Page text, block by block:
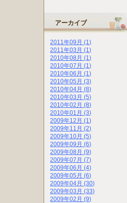
アーカイブ
2011年09月 (1)
2011年03月 (1)
2010年08月 (1)
2010年07月 (1)
2010年06月 (1)
2010年05月 (3)
2010年04月 (8)
2010年03月 (5)
2010年02月 (8)
2010年01月 (3)
2009年12月 (1)
2009年11月 (2)
2009年10月 (5)
2009年09月 (6)
2009年08月 (9)
2009年07月 (7)
2009年06月 (4)
2009年05月 (6)
2009年04月 (30)
2009年03月 (33)
2009年02月 (9)